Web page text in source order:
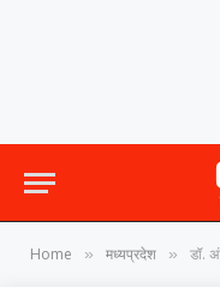
Home » मध्यप्रदेश » डॉ. अंकुर